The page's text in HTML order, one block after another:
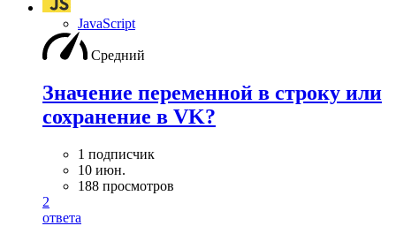
JavaScript
Средний
Значение переменной в строку или
сохранение в VK?
1 подписчик
10 июн.
188 просмотров
2
ответа